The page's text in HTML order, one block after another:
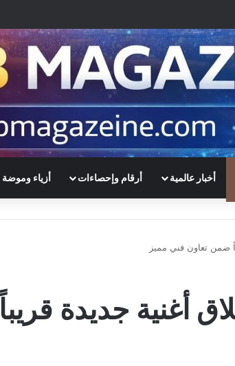
أخبار عالمية أرقام وإحصاءات أزياء وموضة
ضمن تعاون فني مميز
أغنية جديدة قريباً